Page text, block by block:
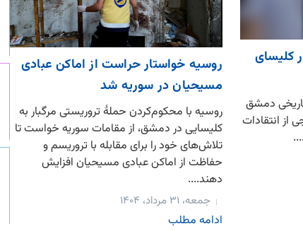
کلیسای
دمشق
از انتقادات
روسیه خواستار حراست از اماکن عبادی
مسیحیان در سوریه شد
روسیه با محکوم‌کردن حملهٔ تروریستی مرگبار به
کلیسایی در دمشق، از مقامات سوریه خواست تا
تلاش‌های خود را برای مقابله با تروریسم و
حفاظت از اماکن عبادی مسیحیان افزایش
دهند....
جمعه، ۳۱ مرداد، ۱۴۰۴
ادامه مطلب